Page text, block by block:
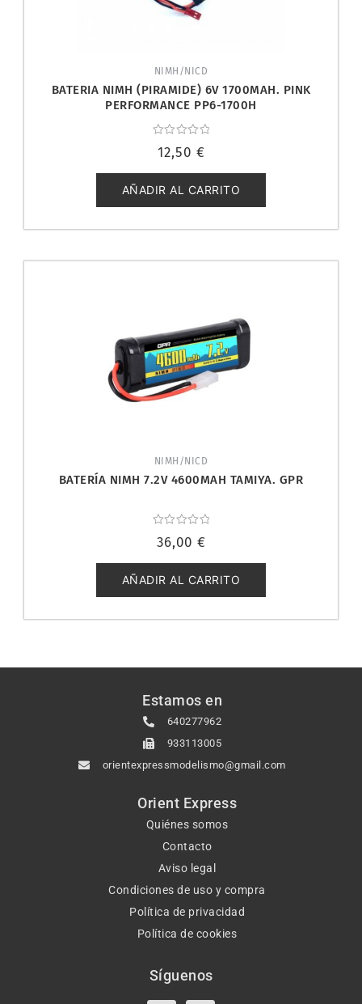
NIMH/NICD
BATERIA NIMH (PIRAMIDE) 6V 1700MAH. PINK
PERFORMANCE PP6-1700H
con
de
5
12,50 €
AÑADIR AL CARRITO
NIMH/NICD
BATERÍA NIMH 7.2V 4600MAH TAMIYA. GPR
con
de
5
36,00 €
AÑADIR AL CARRITO
Estamos en
640277962
933113005
orientexpressmodelismo@gmail.com
Orient Express
Quiénes somos
Contacto
Aviso legal
Condiciones de uso y compra
Política de privacidad
Política de cookies
Síguenos